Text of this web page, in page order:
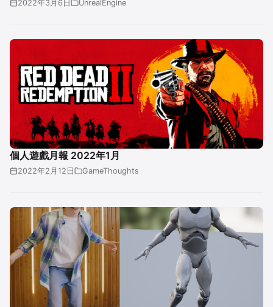
2022年3月6日 UnrealEngine
個人遊戲月報 2022年1月
2022年2月12日 GameThoughts